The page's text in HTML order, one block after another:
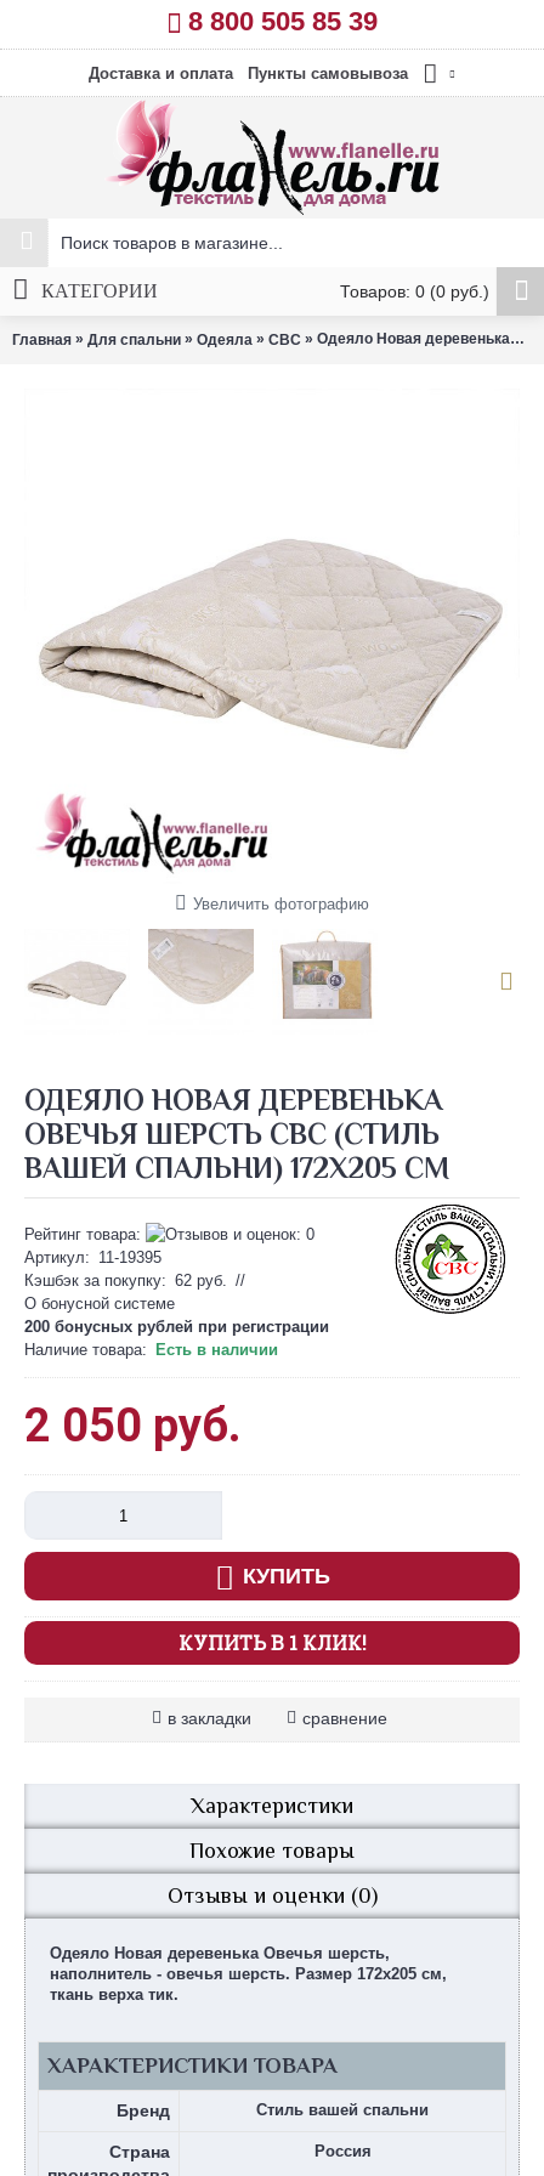
8 800 505 85 39
Доставка и оплата Пункты самовывоза
Товаров: 0 (0 руб.)
КАТЕГОРИИ
Главная » Для спальни » Одеяла » СВС » Одеяло Новая деревенька Овечья шерсть 172х205 см СВС
Увеличить фотографию
ОДЕЯЛО НОВАЯ ДЕРЕВЕНЬКА
ОВЕЧЬЯ ШЕРСТЬ СВС (СТИЛЬ
ВАШЕЙ СПАЛЬНИ) 172Х205 СМ
Рейтинг товара:
Артикул: 11-19395
Кэшбэк за покупку: 62 руб. //
О бонусной системе
200 бонусных рублей при регистрации
Наличие товара:
Есть в наличии
2 050 руб.
КУПИТЬ
КУПИТЬ В 1 КЛИК!
в закладки сравнение
Характеристики
Похожие товары
Отзывы и оценки (0)
Одеяло Новая деревенька Овечья шерсть,
наполнитель - овечья шерсть. Размер 172х205 см,
ткань верха тик.
ХАРАКТЕРИСТИКИ ТОВАРА
Бренд Стиль вашей спальни
Страна
Россия